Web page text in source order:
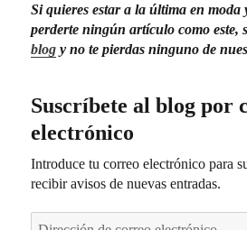
Si quieres estar a la última en moda
perderte ningún artículo como este,
blog y no te pierdas ninguno de
Suscríbete al blog por
electrónico
Introduce tu correo electrónico para
recibir avisos de nuevas entradas.
Dirección